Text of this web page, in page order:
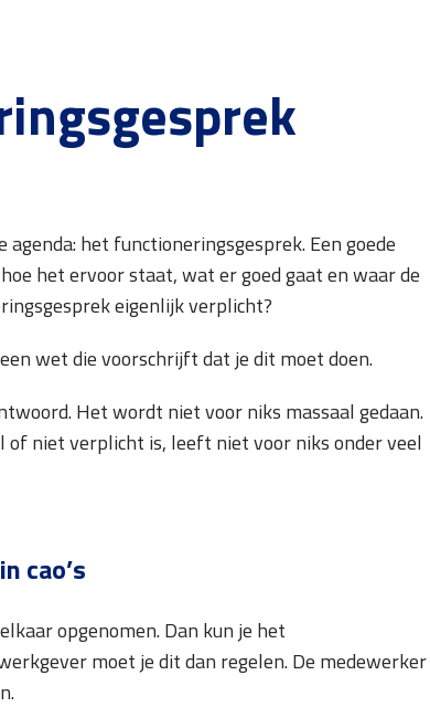
het functioneringsgesprek. Een goede
het ervoor staat, wat er goed gaat en waar de
eigenlijk verplicht?
wet die voorschrijft dat je dit moet doen.
Het wordt niet voor niks massaal gedaan.
of niet verplicht is, leeft niet voor niks onder veel
in cao’s
opgenomen. Dan kun je het
moet je dit dan regelen. De medewerker